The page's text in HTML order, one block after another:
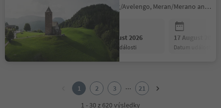
Church
Hafling/Avelengo, Meran/Merano and environs
10 August 2026
datum události
17 August 2026
datum události
1 2 3 ...
21
1 - 30 z 620 výsledky